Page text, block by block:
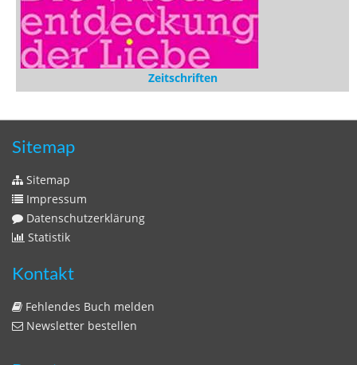
Zeitschriften
Sitemap
Sitemap
Impressum
Datenschutzerklärung
Statistik
Kontakt
Fehlendes Buch melden
Newsletter bestellen